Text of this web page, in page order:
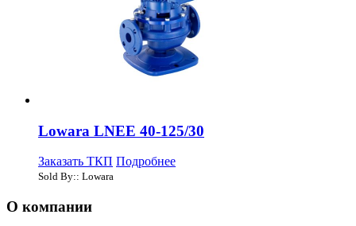
Lowara LNEE 40-125/30
Заказать ТКП Подробнее
Sold By:: Lowara
О компании